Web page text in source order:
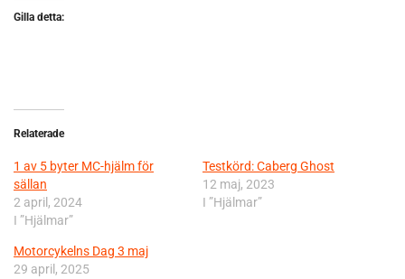
Gilla detta:
Relaterade
1 av 5 byter MC-hjälm för
sällan
2 april, 2024
I ”Hjälmar”
Testkörd: Caberg Ghost
12 maj, 2023
I ”Hjälmar”
Motorcykelns Dag 3 maj
29 april, 2025